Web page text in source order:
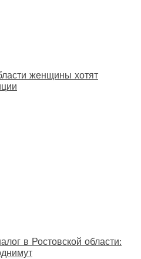
женщины хотят
в Ростовской области: